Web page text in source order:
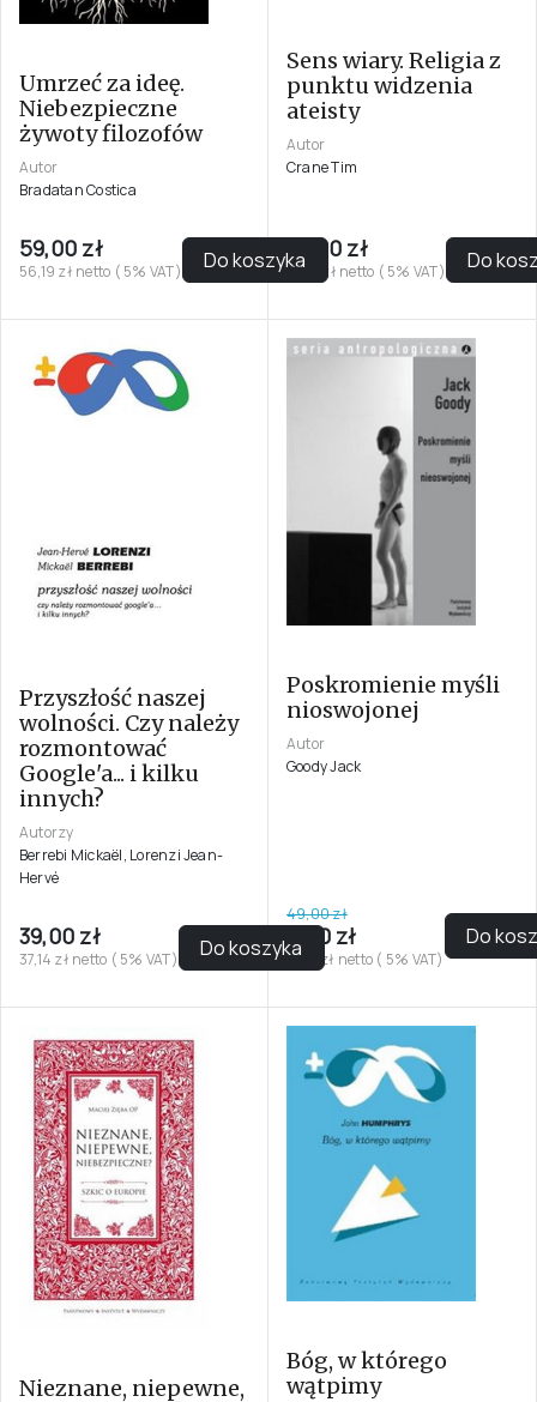
Umrzeć za ideę.
Niebezpieczne
żywoty filozofów
Autor
Bradatan Costica
59,00 zł
56,19 zł netto ( 5% VAT) Do koszyka
Sens wiary. Religia z
punktu widzenia
ateisty
Autor
Crane Tim
39,00 zł
37,14 zł netto ( 5% VAT) Do
Przyszłość naszej
wolności. Czy należy
rozmontować
Google'a... i kilku
innych?
Autorzy
Berrebi Mickaël, Lorenzi Jean-
Hervé
39,00 zł
37,14 zł netto ( 5% VAT) Do koszyka
Poskromienie myśli
nioswojonej
Autor
Goody Jack
49,00 zł
4,90 zł
4,67 zł netto ( 5% VAT)
Do
Nieznane, niepewne,
Bóg, w którego
wątpimy